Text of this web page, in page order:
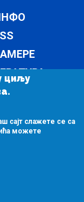
НАБАВКЕ
циљу
сајт слажете се са
можете